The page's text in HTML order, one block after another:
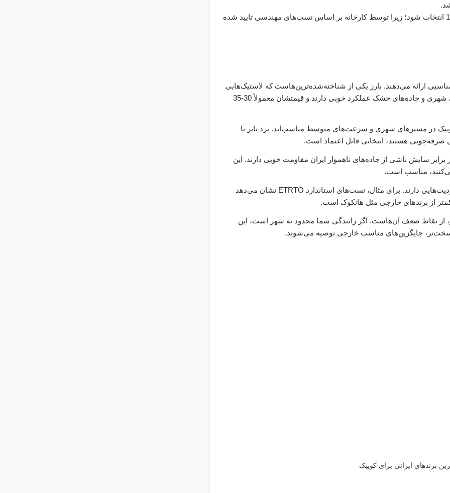
در حالت کلی، پیشنهاد می‌شود سایز فابریک یعنی 185/60R14 انتخاب شود؛ زیرا توسط کارخانه بر اساس تست‌های مهندسی تایید شده
مناسبی ارائه می‌دهند. بارز یکی از شناخته‌شده‌ترین‌هاست که لاستیک‌هایی
با سایز 185/60R14 تولید می‌کند. این لاستیک‌ها برای رانندگی شهری و جاده‌های خشک عملکرد خوبی دارند و قیمتشان معمولاً 30-35
کوییک در مسیرهای شهری و سرعت‌های متوسط مناسب‌اند. یزد تایر با
صرفه‌جویی هستند، انتخابی قابل اعتماد است.
برابر سایش ناشی از جاده‌های ناهموار ایران مقاومت خوبی دارند. این
مناسب است.
با این حال، این برندها در مقایسه با لاستیک‌های خارجی محدودیت‌هایی دارند. برای مثال، تست‌های استاندارد ETRTO نشان می‌دهد
و عمر کمتر در حدود 30-40 هزار کیلومتر، از نقاط ضعف آن‌هاست. اگر رانندگی شما محدود به شهر است، این
سخت‌تر، جایگزین‌های مناسب خارجی توصیه می‌شوند.
برندهای ایرانی برای کوییک